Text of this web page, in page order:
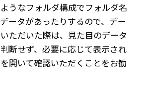
うなフォルダ構成でフォルダ名
ータがあったりするので、デー
ただいた際は、見た目のデータ
断せず、必要に応じて表示され
開いて確認いただくことをお勧